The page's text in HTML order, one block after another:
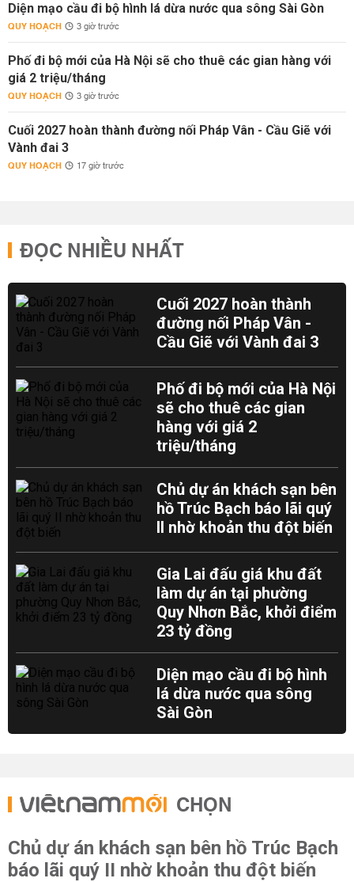
Diện mạo cầu đi bộ hình lá dừa nước qua sông Sài Gòn
QUY HOẠCH 3 giờ trước
Phố đi bộ mới của Hà Nội sẽ cho thuê các gian hàng với
giá 2 triệu/tháng
QUY HOẠCH 3 giờ trước
Cuối 2027 hoàn thành đường nối Pháp Vân - Cầu Giẽ với
Vành đai 3
QUY HOẠCH 17 giờ trước
ĐỌC NHIỀU NHẤT
Cuối 2027 hoàn thành
đường nối Pháp Vân -
Cầu Giẽ với Vành đai 3
Phố đi bộ mới của Hà Nội
sẽ cho thuê các gian
hàng với giá 2
triệu/tháng
Chủ dự án khách sạn bên
hồ Trúc Bạch báo lãi quý
II nhờ khoản thu đột biến
Gia Lai đấu giá khu đất
làm dự án tại phường
Quy Nhơn Bắc, khởi điểm
23 tỷ đồng
Diện mạo cầu đi bộ hình
lá dừa nước qua sông
Sài Gòn
CHỌN
Chủ dự án khách sạn bên hồ Trúc Bạch
báo lãi quý II nhờ khoản thu đột biến